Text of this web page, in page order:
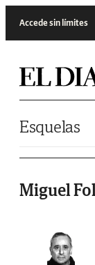
Accede sin límites
Esquelas
Miguel